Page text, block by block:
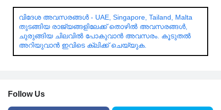
വിദേശ അവസരങ്ങൾ - UAE, Singapore, Tailand, Malta
തുടങ്ങിയ രാജ്യങ്ങളിലേക്ക് തൊഴിൽ അവസരങ്ങൾ,
ചുരുങ്ങിയ ചിലവിൽ പോകുവാൻ അവസരം. കൂടുതൽ
അറിയുവാൻ ഇവിടെ ക്ലിക്ക് ചെയ്യുക.
Follow Us